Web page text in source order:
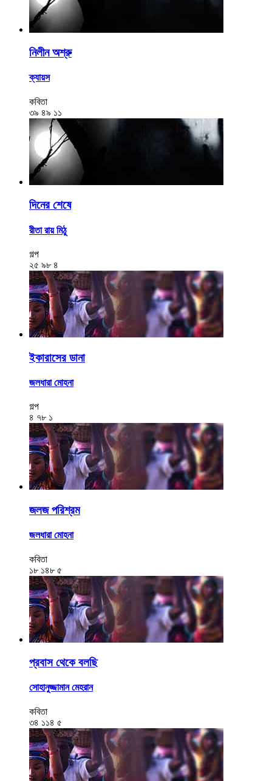
নিলীন অশ্রু
ক্যায়স
কবিতা
৩৯ ৪৯ ১১
দিনের শেষে
রীতা রায় মিঠু
গল্প
২৫ ৯৮ ৪
ইকারাসের ডানা
জলধারা মোহনা
গল্প
৪ ৭৮ ১
জলজ পরিশ্রম
জলধারা মোহনা
কবিতা
১৮ ১৪৮ ৫
প্রবাস থেকে বলছি
সোহানুজ্জামান মেহরান
কবিতা
৩৪ ১১৪ ৫